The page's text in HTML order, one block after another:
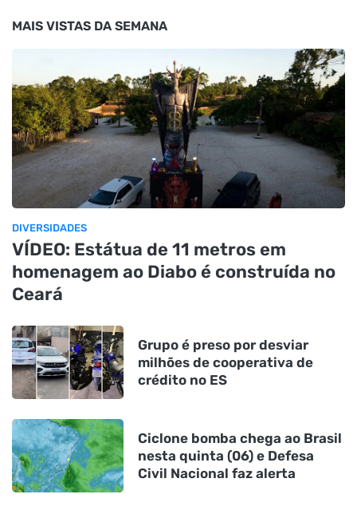
MAIS VISTAS DA SEMANA
DIVERSIDADES
VÍDEO: Estátua de 11 metros em
homenagem ao Diabo é construída no
Ceará
Grupo é preso por desviar
milhões de cooperativa de
crédito no ES
Ciclone bomba chega ao Brasil
nesta quinta (06) e Defesa
Civil Nacional faz alerta